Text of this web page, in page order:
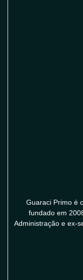
Guaraci Primo é
fundado em
Administração e ex-